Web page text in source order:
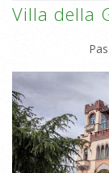
Villa della